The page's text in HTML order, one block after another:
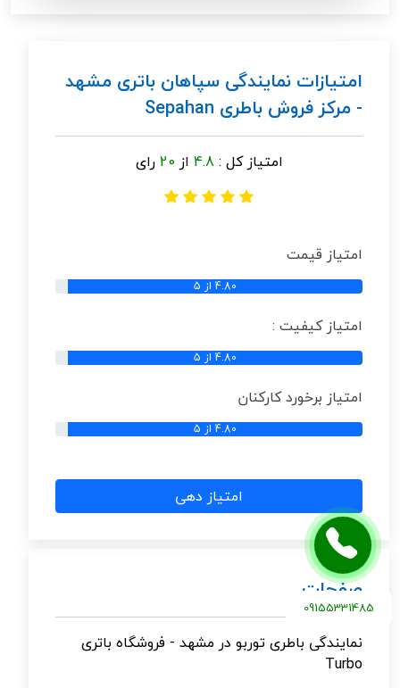
امتیازات نمایندگی سپاهان باتری مشهد
- مرکز فروش باطری Sepahan
امتیاز کل :4.8 از 20رای
امتیاز قیمت
4.80 از 5
امتیاز کیفیت :
4.80 از 5
امتیاز برخورد کارکنان
4.80 از 5
امتیاز دهی
صفحات
نمایندگی باطری توربو در مشهد - فروشگاه باتری
Turbo
09155331485